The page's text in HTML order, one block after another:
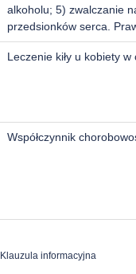
alkoholu; 5) zwalczanie
przedsionków serca.
Leczenie kiły u kobiety
Współczynnik
Klauzula informacyjna